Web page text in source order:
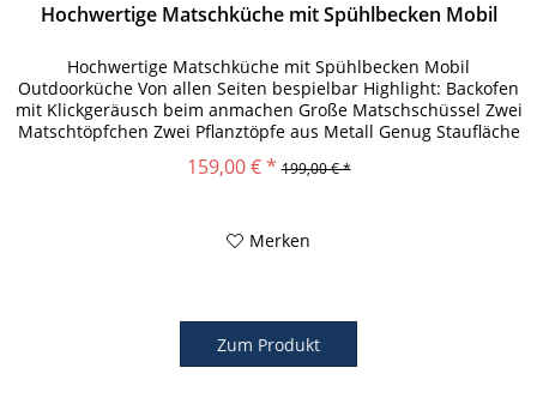
Hochwertige Matschküche mit Spühlbecken Mobil
Hochwertige Matschküche mit Spühlbecken Mobil
Outdoorküche Von allen Seiten bespielbar Highlight: Backofen
mit Klickgeräusch beim anmachen Große Matschschüssel Zwei
Matschtöpfchen Zwei Pflanztöpfe aus Metall Genug Staufläche
für die...
159,00 € * 199,00 € *
Merken
Zum Produkt